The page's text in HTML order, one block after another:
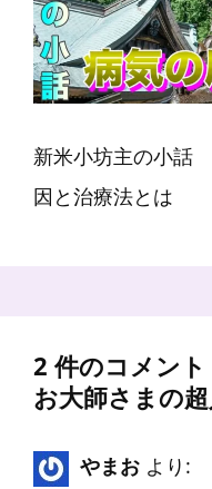
新米小坊主の小話
因と治療法とは
2 件のコメント
お大師さまの
やまお より: